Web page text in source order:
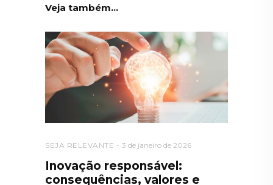
Veja também...
SEJA RELEVANTE 3 de janeiro de 2026
Inovação responsável:
consequências, valores e